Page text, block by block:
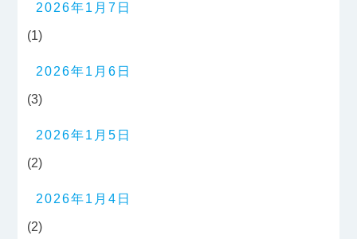
2026年1月7日
(1)
2026年1月6日
(3)
2026年1月5日
(2)
2026年1月4日
(2)